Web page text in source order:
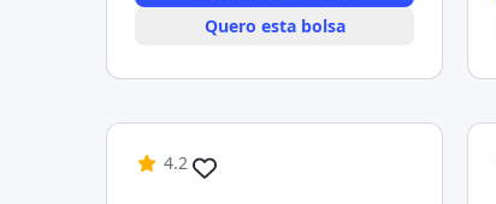
Quero esta bolsa
4.2